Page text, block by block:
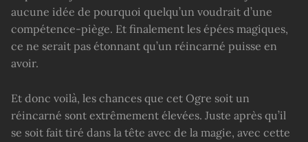
aucune idée de pourquoi quelqu’un voudrait d’une
compétence-piège. Et finalement les épées magiques,
ce ne serait pas étonnant qu’un réincarné puisse en
avoir.
Et donc voilà, les chances que cet Ogre soit un
réincarné sont extrêmement élevées. Juste après qu’il
se soit fait tiré dans la tête avec de la magie, avec cette